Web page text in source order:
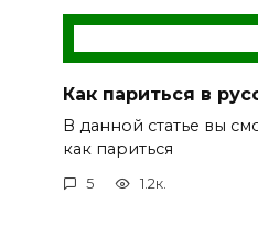
Как париться в
В данной статье вы
как париться
5 1.2к.